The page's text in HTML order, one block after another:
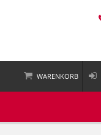
WARENKORB